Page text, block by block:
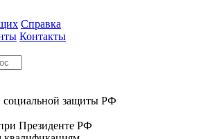
Справка
Контакты
социальной защиты РФ
Президенте РФ